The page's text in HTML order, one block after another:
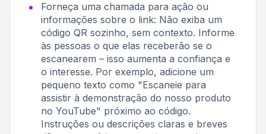
Forneça uma chamada para ação ou
informações sobre o link: Não exiba um
código QR sozinho, sem contexto. Informe
às pessoas o que elas receberão se o
escanearem – isso aumenta a confiança e
o interesse. Por exemplo, adicione um
pequeno texto como "Escaneie para
assistir à demonstração do nosso produto
no YouTube" próximo ao código.
Instruções ou descrições claras e breves